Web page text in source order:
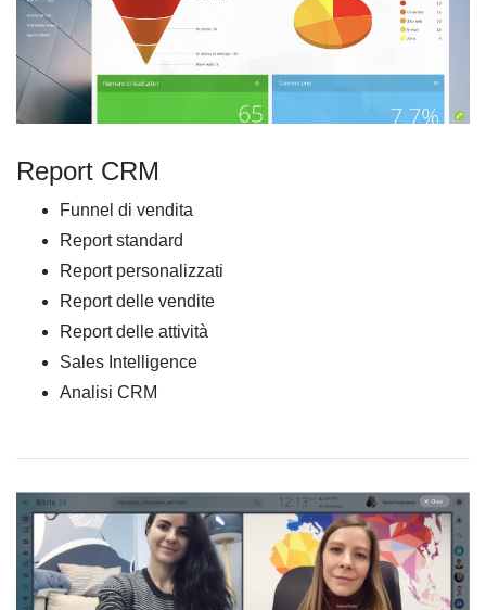
Report CRM
Funnel di vendita
Report standard
Report personalizzati
Report delle vendite
Report delle attività
Sales Intelligence
Analisi CRM